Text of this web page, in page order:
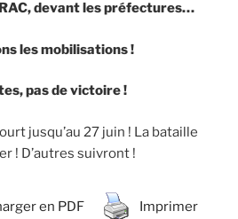
devant les préfectures…
les mobilisations !
pas de victoire !
jusqu’au 27 juin ! La bataille
! D’autres suivront !
en PDF Imprimer